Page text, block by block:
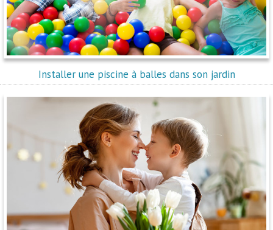
Installer une piscine à balles dans son jardin